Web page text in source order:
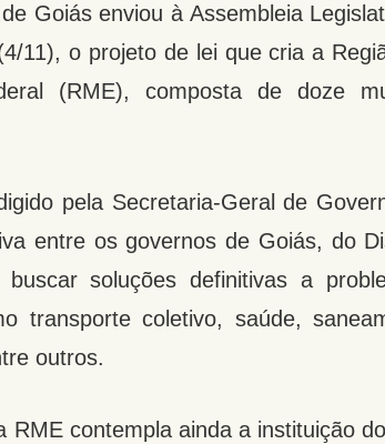
Goiás enviou à Assembleia
11), o projeto de lei que cria a
(RME), composta de doze
pela Secretaria-Geral de
entre os governos de Goiás, do
buscar soluções definitivas a
transporte coletivo, saúde,
outros.
RME contempla ainda a instituição